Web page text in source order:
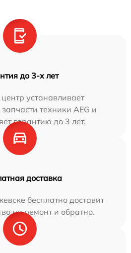
до 3-х лет
устанавливает
техники AEG и
гарантию до 3 лет.
доставка
бесплатно доставит
на ремонт и обратно.